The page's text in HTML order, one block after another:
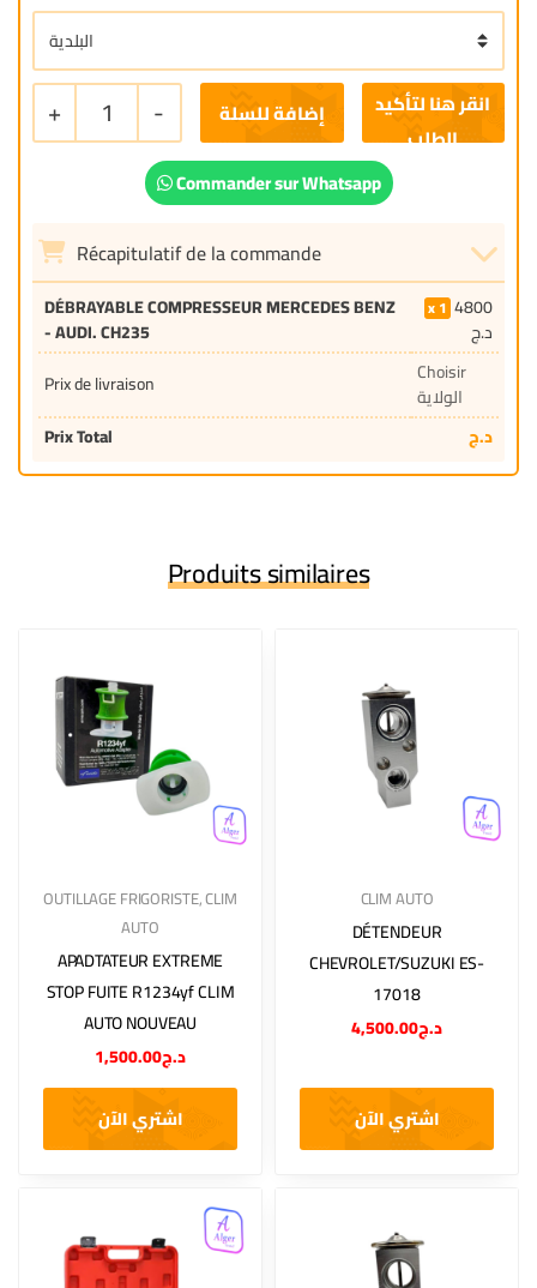
+ 1 - إضافة للسلة
Commander sur Whatsapp
Récapitulatif de la commande
DÉBRAYABLE COMPRESSEUR MERCEDES BENZ
- AUDI. CH235
1 4800
د.ج
Prix de livraison
Choisir
الولاية
Prix Total
د.ج
Produits similaires
OUTILLAGE FRIGORISTE,CLIM
AUTO
APADTATEUR EXTREME
STOP FUITE R1234yf CLIM
AUTO NOUVEAU
د.ج1,500.00
اشتري الآن
CLIM AUTO
DÉTENDEUR
CHEVROLET/SUZUKI ES-
17018
د.ج4,500.00
اشتري الآن